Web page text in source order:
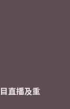
直播及重